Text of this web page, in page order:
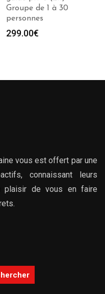
30 personnes
279.00€–
vous est offert par une
connaissant leurs
de vous en faire